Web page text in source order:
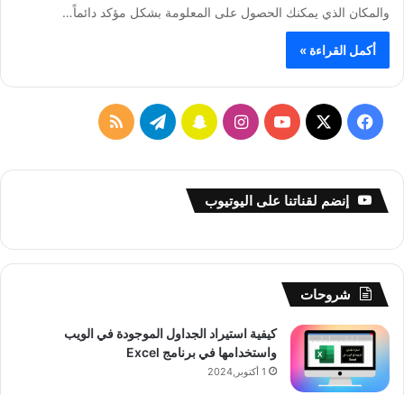
والمكان الذي يمكنك الحصول على المعلومة بشكل مؤكد دائماً…
أكمل القراءة »
س
و
ك
o
T
b
e
س
ق
ا
م
س
ا
ت
ا
ر
م
ا
م
إنضم لقناتنا على اليوتيوب
شروحات
كيفية استيراد الجداول الموجودة في الويب
واستخدامها في برنامج Excel
1 أكتوبر,2024